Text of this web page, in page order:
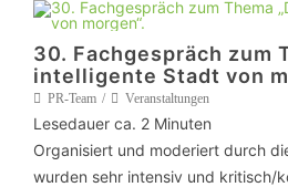
30. Fachgespräch zum
intelligente Stadt von
PR-Team Veranstaltungen
Lesedauer ca. 2 Minuten
Organisiert und moderiert durch
wurden sehr intensiv und kritisch/